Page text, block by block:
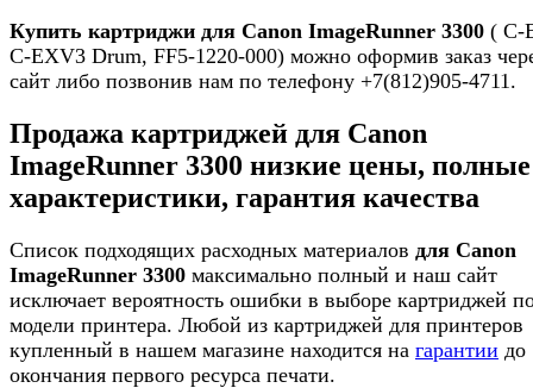
Купить картриджи для Canon ImageRunner 3300 ( C-
C-EXV3 Drum, FF5-1220-000) можно оформив заказ
сайт либо позвонив нам по телефону +7(812)905-4711.
Продажа картриджей для Canon
ImageRunner 3300 низкие цены, полные
характеристики, гарантия качества
Список подходящих расходных материалов для Canon
ImageRunner 3300 максимально полный и наш сайт
исключает вероятность ошибки в выборе картриджей
модели принтера. Любой из картриджей для принтеров
купленный в нашем магазине находится на гарантии до
окончания первого ресурса печати.